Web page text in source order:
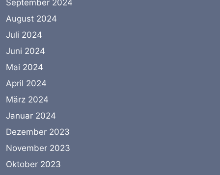
September 2024
August 2024
Juli 2024
Juni 2024
Mai 2024
April 2024
März 2024
Januar 2024
Dezember 2023
November 2023
Oktober 2023